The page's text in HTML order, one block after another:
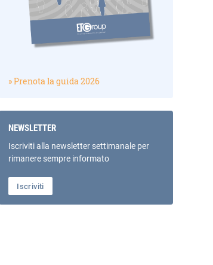
» Prenota la guida 2026
NEWSLETTER
Iscriviti alla newsletter settimanale per
rimanere sempre informato
Iscriviti